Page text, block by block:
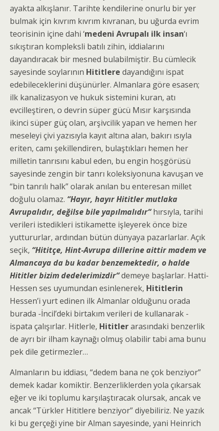
ayakta alkışlanır. Tarihte kendilerine onurlu bir yer
bulmak için kıvrım kıvrım kıvranan, bu uğurda evrim
teorisinin içine dahi ‘medeni Avrupalı ilk insan‘ı
sıkıştıran kompleksli batılı zihin, iddialarını
dayandıracak bir mesned bulabilmiştir. Bu cümlecik
sayesinde soylarının Hititlere dayandığını ispat
edebileceklerini düşünürler. Almanlara göre esasen;
ilk kanalizasyon ve hukuk sistemini kuran‚ atı
evcilleştiren, o devrin süper gücü Mısır karşısında
ikinci süper güç olan, arşivcilik yapan ve hemen her
meseleyi çivi yazısıyla kayıt altına alan, bakırı ısıyla
eriten, camı şekillendiren, bulaştıkları hemen her
milletin tanrısını kabul eden, bu engin hoşgörüsü
sayesinde zengin bir tanrı koleksiyonuna kavuşan ve
“bin tanrılı halk” olarak anılan bu enteresan millet
doğulu olamaz. “Hayır, hayır Hititler mutlaka
Avrupalıdır, değilse bile yapılmalıdır“hırsıyla, tarihi
verileri istedikleri istikamette işleyerek önce bize
yuttururlar, ardından bütün dünyaya pazarlarlar. Açık
seçik, “Hititçe, Hint-Avrupa dillerine aittir madem ve
Almancaya da bu kadar benzemektedir, o halde
Hititler bizim dedelerimizdir“demeye başlarlar. Hatti-
Hessen ses uyumundan esinlenerek, Hititlerin
Hessen’i yurt edinen ilk Almanlar olduğunu orada
burada -İncil’deki birtakım verileri de kullanarak ­-
ispata çalışırlar. Hitlerle, Hititlerarasındaki benzerlik
de ayrı bir ilham kaynağı olmuş olabilir tabi ama bunu
pek dile getirmezler…
Almanların bu iddiası‚ “dedem bana ne çok benziyor”
demek kadar komiktir. Benzerliklerden yola çıkarsak
eğer ve iki toplumu karşılaştıracak olursak, ancak ve
ancak “Türkler Hititlere benziyor” diyebiliriz. Ne yazık
ki bu gerçeği yine bir Alman sayesinde, yani Heinrich